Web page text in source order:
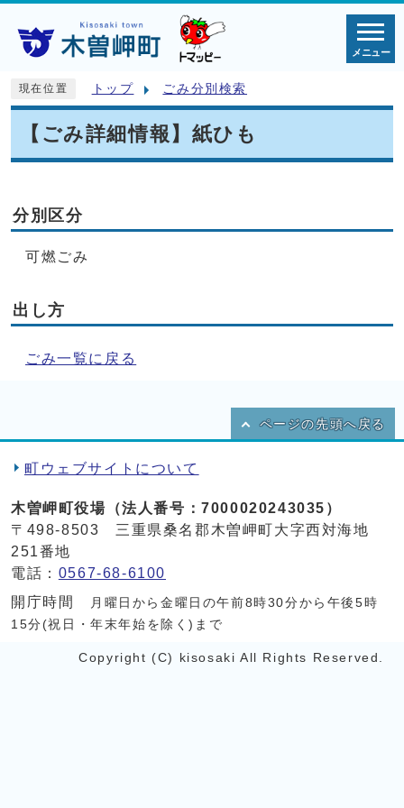
メニュー
現在位置 トップ ごみ分別検索
【ごみ詳細情報】紙ひも
分別区分
可燃ごみ
出し方
ごみ一覧に戻る
ページの先頭へ戻る
町ウェブサイトについて
木曽岬町役場（法人番号：7000020243035）
〒498-8503 三重県桑名郡木曽岬町大字西対海地
251番地
電話： 0567-68-6100
開庁時間
月曜日から金曜日の午前8時30分から午後5時
15分(祝日・年末年始を除く)まで
Copyright (C) kisosaki All Rights Reserved.